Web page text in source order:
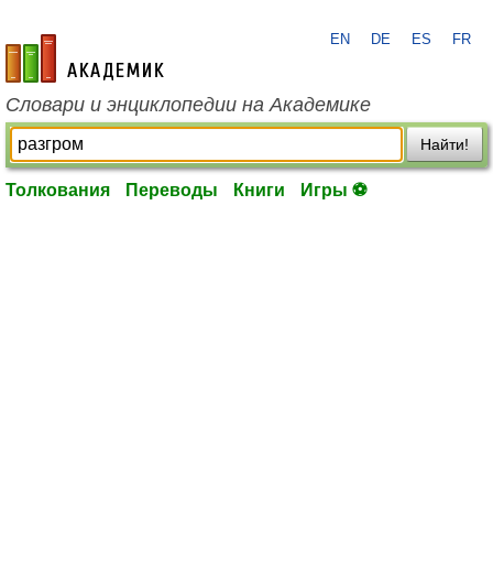
academic.ru
EN DE ES FR
Словари и энциклопедии на Академике
Найти!
Толкования Переводы Книги Игры ⚽